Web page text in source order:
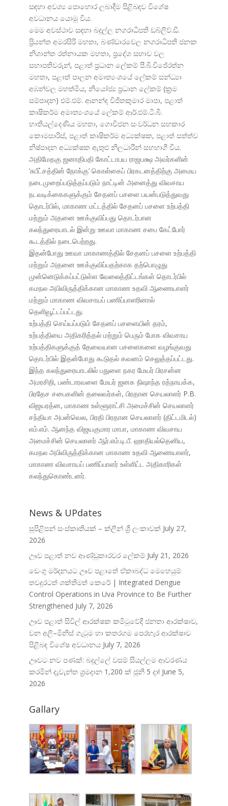
සඳහා අවශ්ය පොහොර ලබාදීම පිළිබඳව විශේෂ
අවධානය යොමු විය.
මෙම අවස්ථාව සඳහා බදුල්ල නගරාධිපති ඩබ්ලිව්.ඩී.
ප්රියන්ත අමරසිරි මහතා, බණ්ඩාරවෙල නගරාධිපති ජනක
නිශාන්ත රත්නායක මහතා, ප්රදේශ සභාව වල
සභාපතිවරුන්, පළාත් ප්රධාන ලේකම් පී.බී.විජේරත්න
මහතා, පළාත් පාලන අමාත්යංශයේ ලේකම් සන්ධ්
අඹන්වල මහත්මිය, නියෝජ්ය ප්රධාන ලේකම් (ක්රම
සම්පාදන) එම්.එම්. ආනන්ද විජිතකුමාර මාපා, පළාත්
කෘෂිකර්ම අමාත්යංශයේ ලේකම් ආර්.එම්.ටී.බී.
හාතියල්දෙණිය මහතා, ගොවිජන සංවර්ධන සහකාර
කොමසාරිස්, පළාත් කෘෂිකර්ම අධ්යක්ෂක, පළාත් සත්ත්ව
නිෂ්පාදන අධ්යක්ෂක ඇතුළු නිලධාරීන් සහභාගී විය.
அதிமேதகு ஜனாதிபதி கோட்டாபய ராஜபக்ஷ அவர்களின்
‘சுபீட்சத்தின் நோக்கு’ கொள்கைப் பிரகடனத்திற்கு அமைய
நடைமுறைப்படுத்தப்படும் நாட்டின் அனைத்து விவசாய
நடவடிக்கைகளுக்கும் சேதனப் பசளை பயன்படுத்துவது
தொடர்பில், மாகாண மட்டத்தில் சேதனப் பசளை உற்பத்தி
மற்றும் அதனை ஊக்குவிப்பது தொடர்பான
கலந்துரையாடல் இன்று ஊவா மாகாண சபை கேட்போர்
கூடத்தில் நடைபெற்றது.
இதன்போது ஊவா மாகாணத்தில் சேதனப் பசளை உற்பத்தி
மற்றும் அதனை ஊக்குவிப்பதற்காக தற்பொழுது
முன்னெடுக்கப்பட்டுள்ள வேலைத்திட்டங்கள் தொடர்பில்
கமநல அபிவிருத்திக்கான மாகாண உதவி ஆணையாளர்
மற்றும் மாகாண விவசாயப் பணிப்பாளரினால்
தெளிவூட்டப்பட்டது.
உற்பத்தி செய்யப்படும் சேதனப் பசளையின் தரம்,
உற்பத்தியை அதிகரித்தல் மற்றும் பெரும் போக விவசாய
உற்பத்திகளுக்குத் தேவையான பசளைகளை வழங்குவது
தொடர்பில் இதன்போது கூடுதல் கவனம் செலுத்தப்பட்டது.
இந்த கலந்துரையாடலில் பதுளை நகர மேயர் பிரசன்ன
அமரசிறி, பண்டாரவளை மேயர் ஜனக நிஷாந்த ரத்நாயக்க,
பிரதேச சபைகளின் தலைவர்கள், பிரதான செயலாளர் P.B.
விஜயரத்ன, மாகாண உள்ளூராட்சி அமைச்சின் செயலாளர்
சந்தியா அபன்வெல, பிரதி பிரதான செயலாளர் (திட்டமிடல்)
எம்.எம். ஆனந்த விஜயகுமார மாபா, மாகாண விவசாய
அமைச்சின் செயலாளர் ஆர்.எம்.டி.பீ. ஹாதியல்தெனிய,
கமநல அபிவிருத்திக்கான மாகாண உதவி ஆணையாளர்,
மாகாண விவசாயப் பணிப்பாளர் உள்ளிட்ட அதிகாரிகள்
கலந்துகொண்டனர்.
News & UPdates
සුපිළිපන් සංස්කෘතියක් – ක්ලීන් ශ්‍රී ලංකාවක් July 27,
2026
ඌව පළාත් නව ආණ්ඩුකාරවර ලේකම් July 21, 2026
ඩෙංගු මර්දනයට ඌව පළාතේ ඒකාබද්ධ මෙහෙයුම්
තවදුරටත් ශක්තිමත් කෙරේ | Integrated Dengue
Control Operations in Uva Province to Be Further
Strengthened July 7, 2026
ඌව පළාත් සිවිල් ආරක්ෂක කමිටුවේදී ජනතා ආරක්ෂාව,
වන අලි–මිනිස් ගැටුම හා කතරගම පෙරහැර ආරක්ෂාව
පිළිබඳ විශේෂ අවධානය July 7, 2026
ඌවට නව පණක්: බදුල්ලේ වසම් සියල්ලම ආවරණය
කරමින් දැවැන්ත ශ්‍රමදාන 1,200 ක් ජූනි 5 දා! June 5,
2026
Gallary